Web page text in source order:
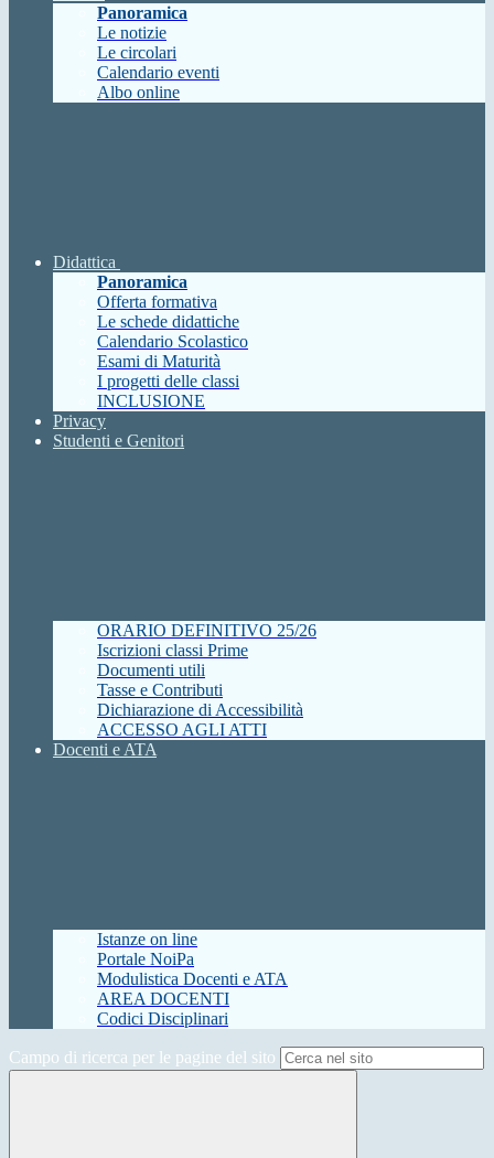
Panoramica
Le notizie
Le circolari
Calendario eventi
Albo online
Didattica
Panoramica
Offerta formativa
Le schede didattiche
Calendario Scolastico
Esami di Maturità
I progetti delle classi
INCLUSIONE
Privacy
Studenti e Genitori
ORARIO DEFINITIVO 25/26
Iscrizioni classi Prime
Documenti utili
Tasse e Contributi
Dichiarazione di Accessibilità
ACCESSO AGLI ATTI
Docenti e ATA
Istanze on line
Portale NoiPa
Modulistica Docenti e ATA
AREA DOCENTI
Codici Disciplinari
Campo di ricerca per le pagine del sito